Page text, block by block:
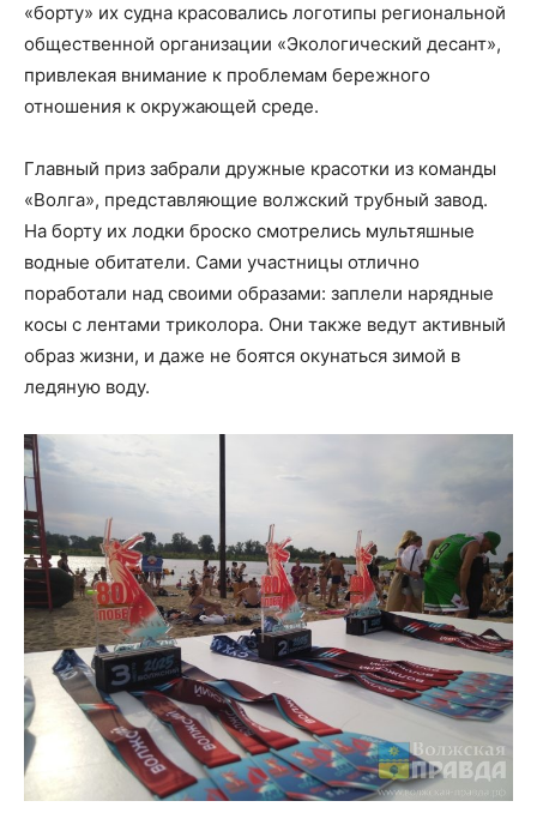
«борту» их судна красовались логотипы региональной
общественной организации «Экологический десант»,
привлекая внимание к проблемам бережного
отношения к окружающей среде.
Главный приз забрали дружные красотки из команды
«Волга», представляющие волжский трубный завод.
На борту их лодки броско смотрелись мультяшные
водные обитатели. Сами участницы отлично
поработали над своими образами: заплели нарядные
косы с лентами триколора. Они также ведут активный
образ жизни, и даже не боятся окунаться зимой в
ледяную воду.